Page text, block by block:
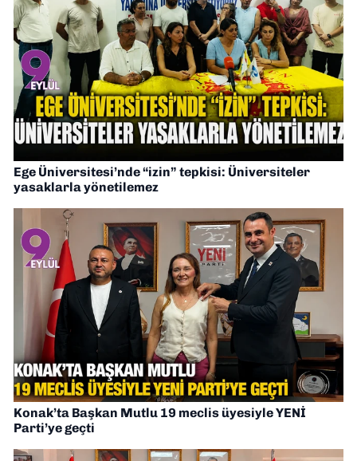
Ege Üniversitesi’nde “izin” tepkisi: Üniversiteler
yasaklarla yönetilemez
Konak’ta Başkan Mutlu 19 meclis üyesiyle YENİ
Parti’ye geçti